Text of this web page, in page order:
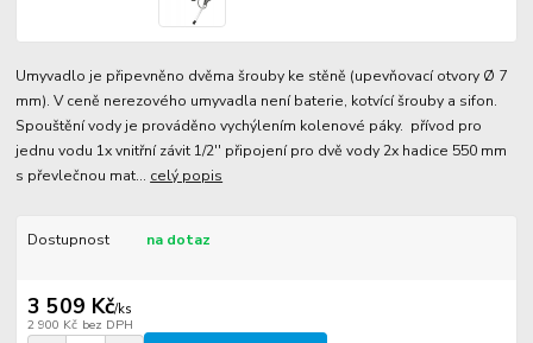
Umyvadlo je připevněno dvěma šrouby ke stěně (upevňovací otvory Ø 7
mm). V ceně nerezového umyvadla není baterie, kotvící šrouby a sifon.
Spouštění vody je prováděno vychýlením kolenové páky. přívod pro
jednu vodu 1x vnitřní závit 1/2'' připojení pro dvě vody 2x hadice 550 mm
s převlečnou mat... celý popis
Dostupnost na dotaz
3 509 Kč/ks
2 900 Kč bez DPH